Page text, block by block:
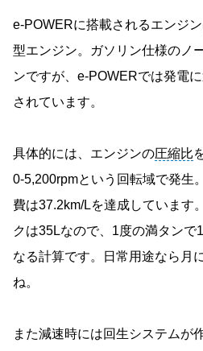
e-POWERに搭載されるエンジ
型エンジン。ガソリン仕様のノ
ンですが、e-POWERでは発電
されています。
具体的には、エンジンの圧縮比
0-5,200rpmという回転域で発生
費は37.2km/Lを達成しています
クは35Lなので、1度の満タンで
なる計算です。日常用途なら月
ね。
また減速時には回生システムが